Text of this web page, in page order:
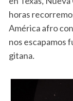
horas
América afro
nos escapamos
gitana.